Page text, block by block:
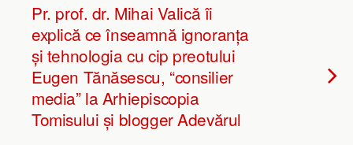
Pr. prof. dr. Mihai Valică îi
explică ce înseamnă ignoranța
și tehnologia cu cip preotului
Eugen Tănăsescu, “consilier
media” la Arhiepiscopia
Tomisului și blogger Adevărul